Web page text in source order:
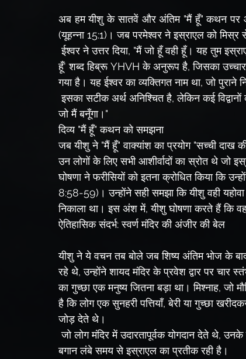
अब हम यीशु के सातवें और अंतिम "मैं हूँ" कथन पर
(यूहन्ना 15:1)। जब परमेश्वर ने इस्राएल को मिस्र
ईश्वर ने उत्तर दिया, "मैं जो हूँ वही हूँ। यह तुम इस्राएलियों से कहना: 'मैंने तुम्हारे पास मुझे भेजा है'" (निर्गमन 3:14)। 'मैं
हूँ' शब्द हिब्रू YHVH के अनुरूप है, जिसका
गया है। यह ईश्वर का व्यक्तिगत नाम था, जो
इसका सटीक अर्थ अनिश्चित है, लेकिन कई विद्वानों का मानना है कि इसका अर्थ है, "मैं वही हूँ जो मैं हूँ," या "मैं वही बनूँगा
जो मैं बनूँगा।"
दिव्य "मैं हूँ" कथन को समझना
जब यीशु ने "मैं हूँ" वाक्यांश का प्रयोग "सच्ची दाख
उन लोगों के लिए सभी आशीर्वादों का स्रोत थे जो
घोषणा ने फरीसियों को इतना क्रोधित किया कि
8:58-59)। उन्होंने सही समझा कि यीशु वही यहोवा
निकाला था। इस अंश में, यीशु घोषणा करते हैं कि
ऐतिहासिक संदर्भ: स्वर्ण मंदिर की अंजीर की बेल
यीशु ने ये वचन तब बोले जब शिष्य अंतिम भोज के
रहे थे, उन्होंने शायद मंदिर के प्रवेश द्वार पर
का गुच्छा एक मनुष्य जितना बड़ा था। मिश्नाह, जो
है कि लोग एक सुनहरी पत्तियाँ, बेरी या गुच्छा
जोड़ देते थे।
जो लोग मंदिर में उदारतापूर्वक योगदान देते थे, उनके नाम सुनहरे पत्तों पर उकेरे जाते थे। शास्त्रों में बेल या दाख की
बगान लंबे समय से इस्राएल का प्रतीक रही है।